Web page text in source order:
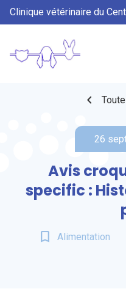
Clinique vétérinaire du
chevron_left
26
Avis
specific :
bookmark_border Alimentation